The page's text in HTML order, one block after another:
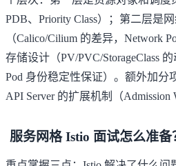
PDB、Priority Class）；第二层是
（Calico/Cilium 的差异，Network
存储设计（PV/PVC/StorageClass
Pod 身份稳定性保证）。额外加分
API Server 的扩展机制（Admission
服务网格 Istio 面试怎么准备